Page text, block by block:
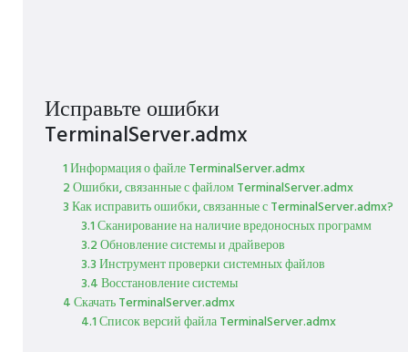
Исправьте ошибки
TerminalServer.admx
1 Информация о файле TerminalServer.admx
2 Ошибки, связанные с файлом TerminalServer.admx
3 Как исправить ошибки, связанные с TerminalServer.admx?
3.1 Сканирование на наличие вредоносных программ
3.2 Обновление системы и драйверов
3.3 Инструмент проверки системных файлов
3.4 Восстановление системы
4 Скачать TerminalServer.admx
4.1 Список версий файла TerminalServer.admx